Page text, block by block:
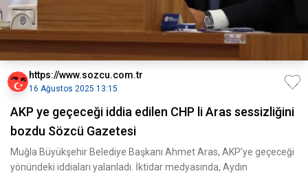
https://www.sozcu.com.tr
16 Ağustos 2025 13:15
AKP ye geçeceği iddia edilen CHP li Aras sessizliğini
bozdu Sözcü Gazetesi
Muğla Büyükşehir Belediye Başkanı Ahmet Aras, AKP’ye geçeceği
yönündeki iddiaları yalanladı. İktidar medyasında, Aydın